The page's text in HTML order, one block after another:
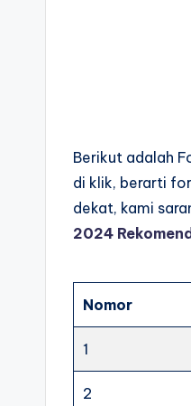
Berikut adalah
di klik, berarti
dekat, kami
2024
Nomor
1
2